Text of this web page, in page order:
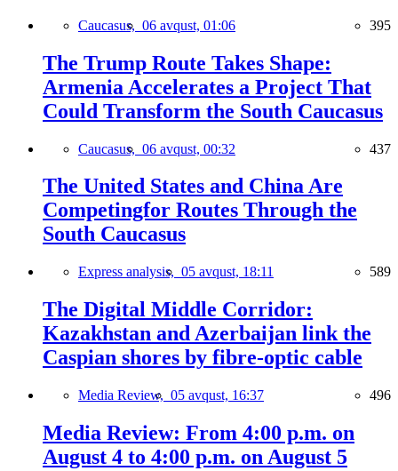
Caucasus, 06 avqust, 01:06 395
The Trump Route Takes Shape:
Armenia Accelerates a Project That
Could Transform the South Caucasus
Caucasus, 06 avqust, 00:32 437
The United States and China Are
Competingfor Routes Through the
South Caucasus
Express analysis, 05 avqust, 18:11 589
The Digital Middle Corridor:
Kazakhstan and Azerbaijan link the
Caspian shores by fibre-optic cable
Media Review, 05 avqust, 16:37 496
Media Review: From 4:00 p.m. on
August 4 to 4:00 p.m. on August 5